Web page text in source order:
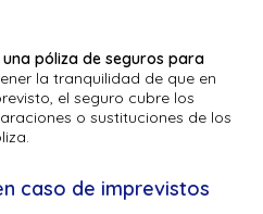
póliza de seguros para
la tranquilidad de que en
el seguro cubre los
o sustituciones de los
caso de imprevistos